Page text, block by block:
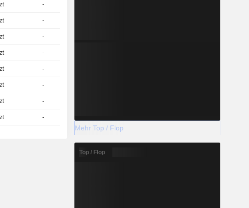
-
-
-
-
-
-
-
-
Mehr Top / Flop
Top / Flop